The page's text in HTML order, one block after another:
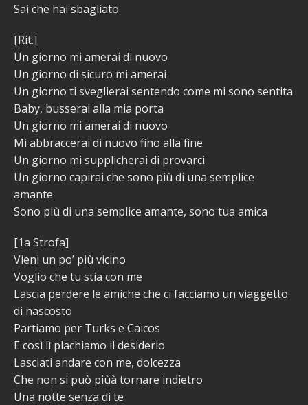
Sai che hai sbagliato
[Rit.]
Un giorno mi amerai di nuovo
Un giorno di sicuro mi amerai
Un giorno ti sveglierai sentendo come mi sono sentita
Baby, busserai alla mia porta
Un giorno mi amerai di nuovo
Mi abbraccerai di nuovo fino alla fine
Un giorno mi supplicherai di provarci
Un giorno capirai che sono più di una semplice
amante
Sono più di una semplice amante, sono tua amica
[1a Strofa]
Vieni un po’ più vicino
Voglio che tu stia con me
Lascia perdere le amiche che ci facciamo un viaggetto
di nascosto
Partiamo per Turks e Caicos
E così lì plachiamo il desiderio
Lasciati andare con me, dolcezza
Che non si può piùà tornare indietro
Una notte senza di te